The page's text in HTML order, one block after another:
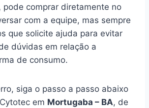
pode comprar diretamente no
com a equipe, mas sempre
que solicite ajuda para evitar
dúvidas em relação a
de consumo.
siga o passo a passo abaixo
em Mortugaba – BA, de